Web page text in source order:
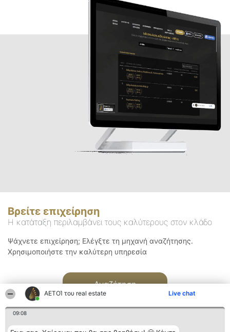
ΑΕΤΟΊ του real estate Live chat
09:08
Βρείτε επιχείρηση
Η κατάταξη περιλαμβάνει τους καλύτερους στον κλάδο
Ψάχνετε επιχείρηση; Ελέγξτε τη μηχανή αναζήτησης.
Χρησιμοποιήστε την καλύτερη υπηρεσία
Αναζήτηση